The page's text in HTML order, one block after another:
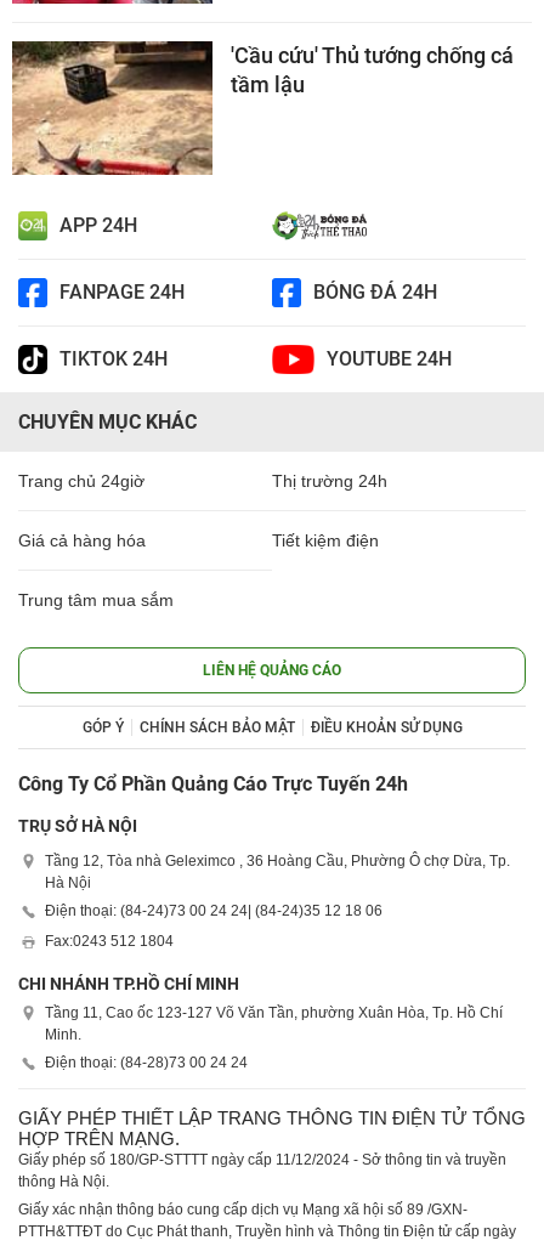
'Cầu cứu' Thủ tướng chống cá
tầm lậu
APP 24H
FANPAGE 24H BÓNG ĐÁ 24H
TIKTOK 24H YOUTUBE 24H
CHUYÊN MỤC KHÁC
Trang chủ 24giờ Thị trường 24h
Giá cả hàng hóa Tiết kiệm điện
Trung tâm mua sắm
LIÊN HỆ QUẢNG CÁO
GÓP Ý CHÍNH SÁCH BẢO MẬT ĐIỀU KHOẢN SỬ DỤNG
Công Ty Cổ Phần Quảng Cáo Trực Tuyến 24h
TRỤ SỞ HÀ NỘI
Tầng 12, Tòa nhà Geleximco , 36 Hoàng Cầu, Phường Ô chợ Dừa, Tp.
Hà Nội
Điện thoại: (84-24)73 00 24 24| (84-24)35 12 18 06
Fax:0243 512 1804
CHI NHÁNH TP.HỒ CHÍ MINH
Tầng 11, Cao ốc 123-127 Võ Văn Tần, phường Xuân Hòa, Tp. Hồ Chí
Minh.
Điện thoại: (84-28)73 00 24 24
GIẤY PHÉP THIẾT LẬP TRANG THÔNG TIN ĐIỆN TỬ TỔNG
HỢP TRÊN MẠNG.
Giấy phép số 180/GP-STTTT ngày cấp 11/12/2024 - Sở thông tin và truyền
thông Hà Nội.
Giấy xác nhận thông báo cung cấp dịch vụ Mạng xã hội số 89 /GXN-
PTTH&TTĐT do Cục Phát thanh, Truyền hình và Thông tin Điện tử cấp ngày